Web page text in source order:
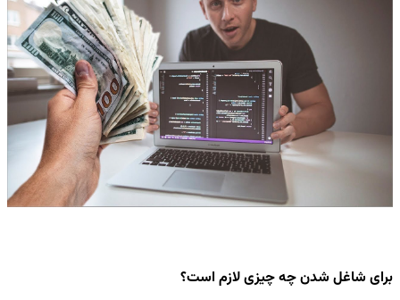
برای شاغل شدن چه چیزی لازم است؟